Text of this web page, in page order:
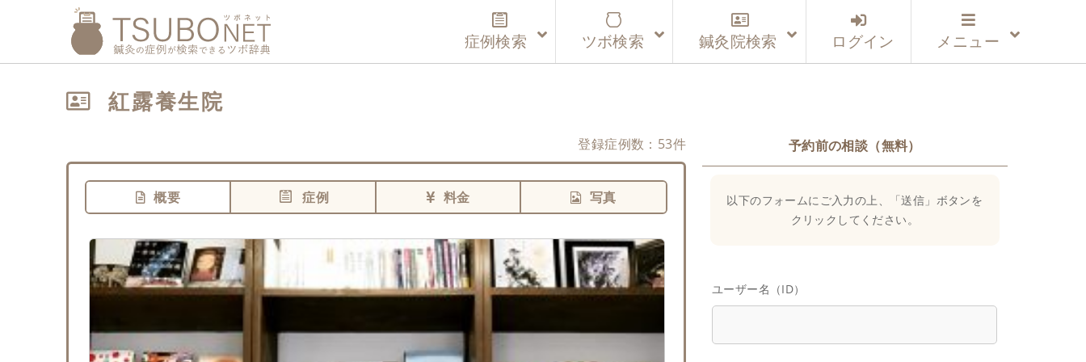
症例検索 ツボ検索 鍼灸院検索 ログイン メニュー
紅露養生院
登録症例数：53件
概要 症例 料金 写真
予約前の相談（無料）
以下のフォームにご入力の上、「送信」ボタンを
クリックしてください。
ユーザー名（ID）